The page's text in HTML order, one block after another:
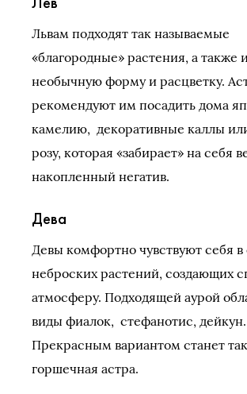
Львам подходят так называемые
«благородные» растения, а
необычную форму и расцветку.
рекомендуют им посадить дома
камелию, декоративные каллы
розу, которая «забирает» на себя
накопленный негатив.
Дева
Девы комфортно чувствуют себя
неброских растений, создающих
атмосферу. Подходящей аурой
виды фиалок, стефанотис, дейкун.
Прекрасным вариантом станет
горшечная астра.